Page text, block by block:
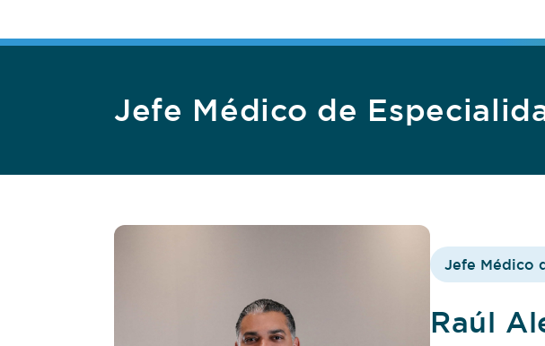
Jefe Médico de
Jefe Médico
Raúl